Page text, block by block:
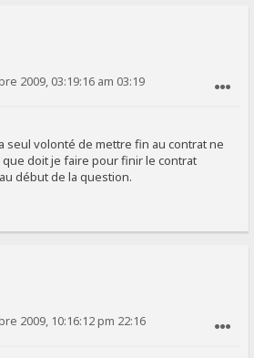
2009, 03:19:16 am 03:19
seul volonté de mettre fin au contrat ne
que doit je faire pour finir le contrat
début de la question.
2009, 10:16:12 pm 22:16